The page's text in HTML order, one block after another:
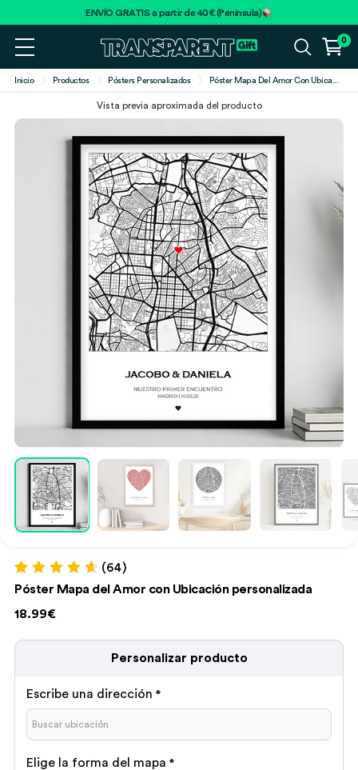
ENVÍO GRATIS a partir de 40€ (Península)
0
Inicio Productos Pósters Personalizados Póster Mapa Del Amor Con Ubica...
Vista previa aproximada del producto
Valorado con
de 5 en
base a
64
de clientes
(64)
Póster Mapa del Amor con Ubicación personalizada
18.99€
Personalizar producto
Escribe una dirección *
Elige la forma del mapa *